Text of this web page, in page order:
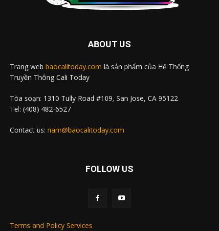
ABOUT US
Trang web baocalitoday.com là sản phẩm của Hệ Thống
Truyền Thông Cali Today
Tòa soạn: 1310 Tully Road #109, San Jose, CA 95122
Tel: (408) 482-6527
Contact us: nam@baocalitoday.com
FOLLOW US
Terms and Policy Services